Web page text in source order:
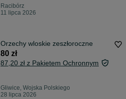
Racibórz
11 lipca 2026
Orzechy wloskie zeszłoroczne
80 zł
87,20 zł z Pakietem Ochronnym
Gliwice, Wojska Polskiego
28 lipca 2026